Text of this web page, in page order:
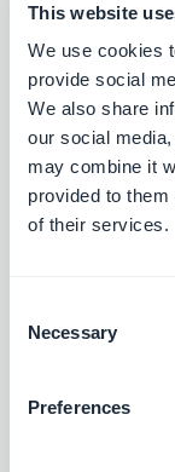
This website
We use cookies
provide social
We also share
our social
may combine it
provided to
of their services.
Selection
Necessary
Preferences
Die
UM WEITER
In